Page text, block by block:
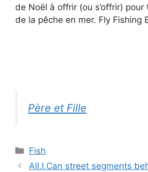
de Noël à offrir (ou s’offrir)
de la pêche en mer. Fly Fishing
Père et Fille
Catégories
Fish
All.I.Can street segments